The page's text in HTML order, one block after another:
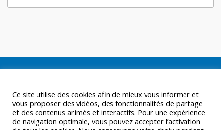
Ce site utilise des cookies afin de mieux vous informer et
vous proposer des vidéos, des fonctionnalités de partage
et des contenus animés et interactifs. Pour une expérience
de navigation optimale, vous pouvez accepter l’activation